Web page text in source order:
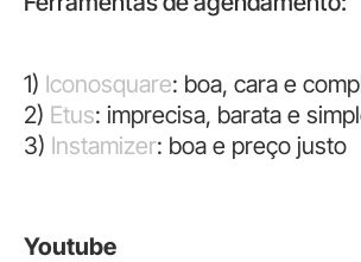
1) Iconosquare: boa, cara e
2) Etus: imprecisa, barata e
3) Instamizer: boa e preço justo
Youtube